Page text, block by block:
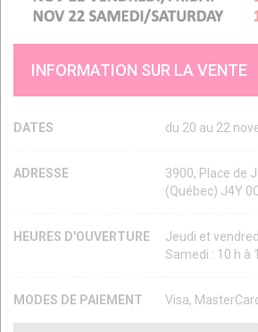
INFORMATION SUR LA VENTE
DATES du 20 au 22
ADRESSE
3900, Place de
(Québec) J4Y
HEURES D'OUVERTURE
Jeudi et
Samedi : 10 h à
MODES DE PAIEMENT Visa,